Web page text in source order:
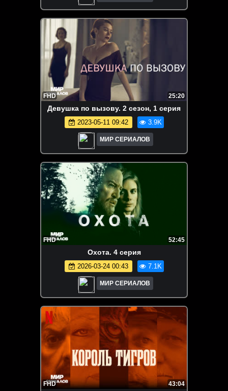
FHD 25:20
Дeвyшкa пo вызoвy. 2 сезон, 1 серия
2023-05-11 09:42 3.9K
МИР СЕРИАЛОВ
FHD 52:45
Охота. 4 серия
2026-03-24 00:43 7.1K
МИР СЕРИАЛОВ
FHD 43:04